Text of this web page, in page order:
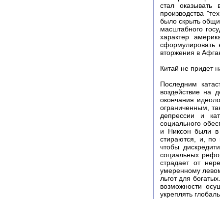
стал оказывать
производства
было скрыть
масштабного
характер
сформулировать
вторжения в
Китай не придет
Последним
воздействие на
окончания
ограниченным,
депрессии и
социального
и Никсон были
стираются, и, по
чтобы
социальных
страдает от
умеренному
льгот для
возможности
укреплять